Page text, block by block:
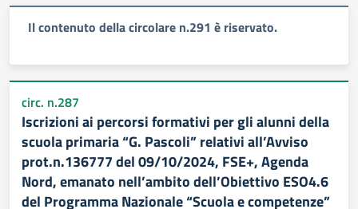
Il contenuto della circolare n.291 è riservato.
circ. n.287
Iscrizioni ai percorsi formativi per gli alunni della
scuola primaria “G. Pascoli” relativi all’Avviso
prot.n.136777 del 09/10/2024, FSE+, Agenda
Nord, emanato nell’ambito dell’Obiettivo ESO4.6
del Programma Nazionale “Scuola e competenze”